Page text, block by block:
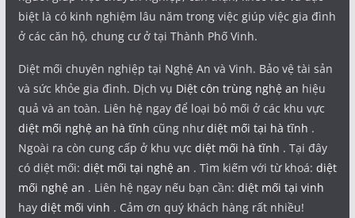
biệt là có kinh nghiệm lâu năm trong việc giúp việc gia đình
ở các căn hộ, chung cư ở tại Thành Phố Vinh.
Diệt mối chuyên nghiệp tại Nghệ An và Vinh. Bảo vệ tài sản
và sức khỏe gia đình. Dịch vụ Diệt côn trùng nghệ an hiệu
quả và an toàn. Liên hệ ngay để loại bỏ mối ở các khu vực
diệt mối nghệ an hà tĩnh cũng nhưdiệt mối tại hà tĩnh .
Ngoài ra còn cung cấp ở khu vực diệt mối hà tĩnh . Tại đây
có diệt mối: diệt mối tại nghệ an . Tìm kiếm với từ khoá: diệt
mối nghệ an . Liên hệ ngay nếu bạn cần: diệt mối tại vinh
hay diệt mối vinh . Cảm ơn quý khách hàng rất nhiều!